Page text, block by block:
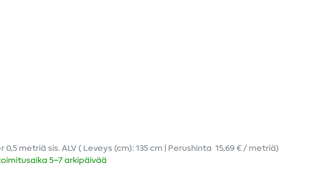
0,5 metriä sis. ALV ( Leveys (cm): 135 cm | Perushinta 15,69 € / metriä)
5–7 arkipäivää